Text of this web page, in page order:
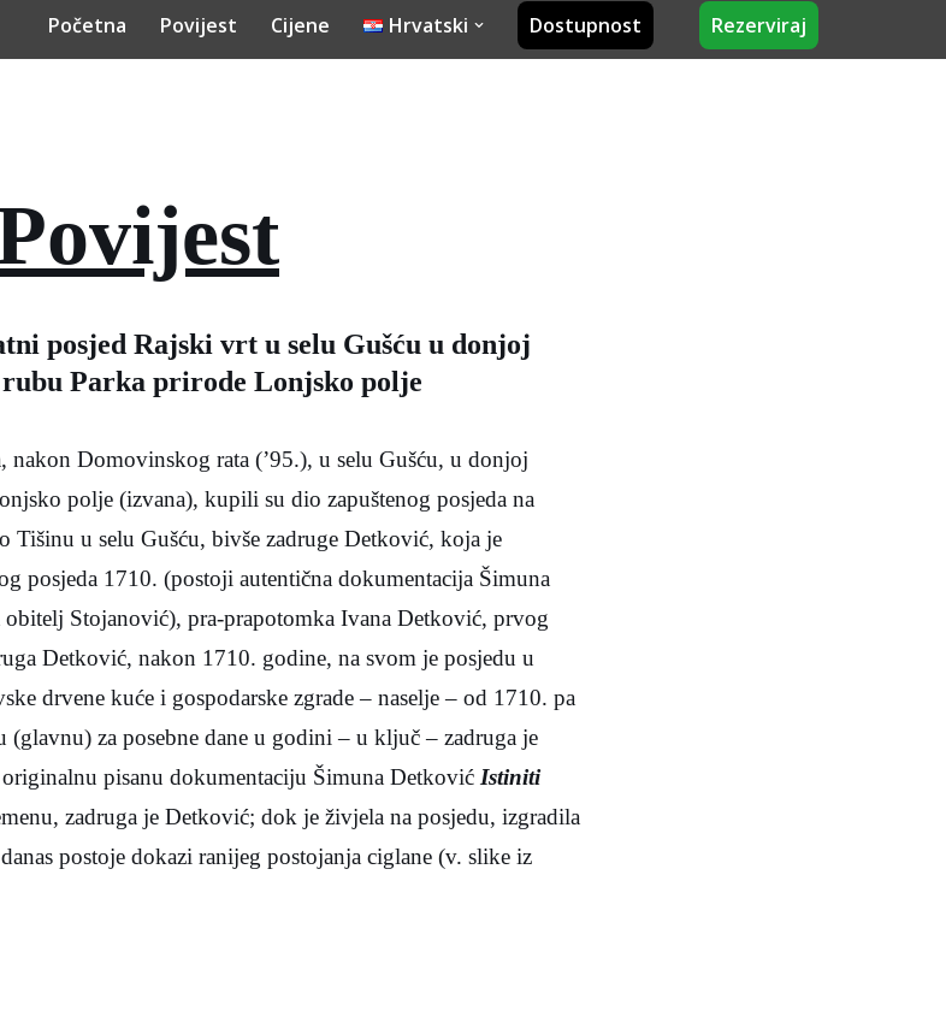
Početna Povijest Cijene Hrvatski Dostupnost Rezerviraj
posjed Rajski vrt u selu Gušću u donjoj
rubu Parka prirode Lonjsko polje
nakon Domovinskog rata (’95.), u selu Gušću, u donjoj
polje (izvana), kupili su dio zapuštenog posjeda na
Tišinu u selu Gušću, bivše zadruge Detković, koja je
posjeda 1710. (postoji autentična dokumentacija Šimuna
Stojanović), pra-prapotomka Ivana Detković, prvog
Detković, nakon 1710. godine, na svom je posjedu u
drvene kuće i gospodarske zgrade – naselje – od 1710. pa
za posebne dane u godini – u ključ – zadruga je
pisanu dokumentaciju Šimuna Detković Istiniti
zadruga je Detković; dok je živjela na posjedu, izgradila
postoje dokazi ranijeg postojanja ciglane (v. slike iz